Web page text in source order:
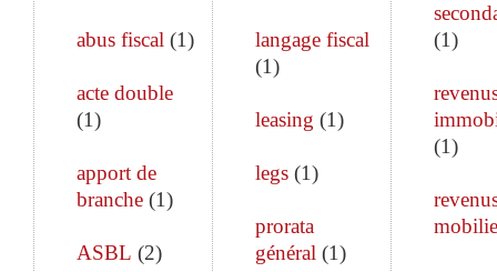
abus fiscal (1)
acte double
(1)
apport de
branche (1)
ASBL (2)
langage fiscal
(1)
leasing (1)
legs(1)
prorata
général (1)
(1)
(1)